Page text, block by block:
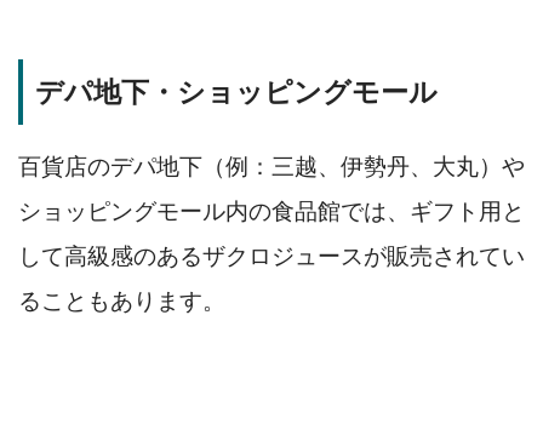
デパ地下・ショッピングモール
百貨店のデパ地下（例：三越、伊勢丹、大丸）や
ショッピングモール内の食品館では、ギフト用と
して高級感のあるザクロジュースが販売されてい
ることもあります。